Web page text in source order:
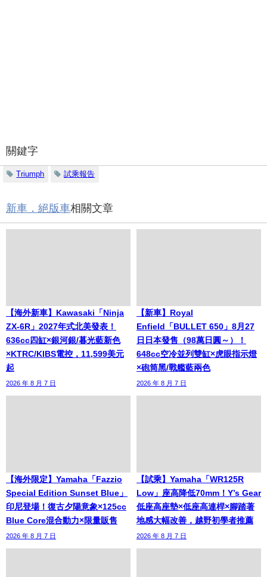
關鍵字
Triumph 試乘報告
新車．絕版車相關文章
【海外新車】Kawasaki「Ninja
ZX-6R」2027年式北美發表！
636cc四缸×銀河銀/暮光藍新色
×KTRC/KIBS電控，11,599美元
起
2026 年 8 月 7 日
【新車】Royal
Enfield「BULLET 650」8月27
日日本發售（98萬日圓～）！
648cc空冷並列雙缸×虎眼指示燈
×砲筒黑/戰艦藍兩色
2026 年 8 月 7 日
【海外限定】Yamaha「Fazzio
Special Edition Sunset Blue」
印尼登場！復古夕陽意象×125cc
Blue Core混合動力×限量販售
2026 年 8 月 7 日
【試乘】Yamaha「WR125R
Low」座高降低70mm！Y’s Gear
低座高座墊×低座高連桿×腳踏著
地感大幅改善，越野初學者推薦
2026 年 8 月 7 日